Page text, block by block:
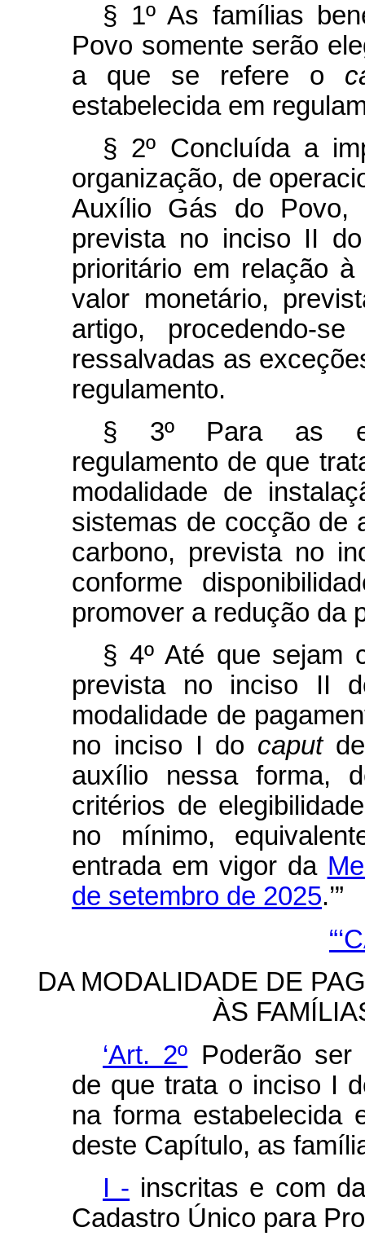
§ 1º As famílias
Povo somente serão
a que se refere o
estabelecida em
§ 2º Concluída a
organização, de
Auxílio Gás do Povo,
prevista no inciso II
prioritário em relação
valor monetário,
artigo, procedendo-
ressalvadas as
regulamento.
§ 3º Para as
regulamento de que
modalidade de
sistemas de cocção de
carbono, prevista no
conforme
promover a redução da
§ 4º Até que sejam
prevista no inciso II
modalidade de
no inciso I do caput
auxílio nessa forma,
critérios de
no mínimo,
entrada em vigor da
de setembro de 2025.’”
DA MODALIDADE DE
ÀS
‘Art. 2º Poderão ser
de que trata o inciso I
na forma estabelecida
deste Capítulo, as
I - inscritas e com
Cadastro Único para